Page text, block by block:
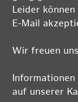
Leider
E-Mail
Wir freuen
Informationen
auf unserer